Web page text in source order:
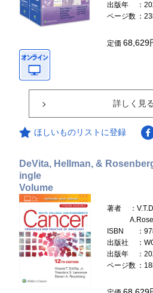
出版年
：
ページ数 ：
定価68,629
詳しく見る
ほしいものリストに登録
DeVita, Hellman, &
ingle
Volume
著者
：
ISBN
：
出版社
：
出版年
：
ページ数 ：